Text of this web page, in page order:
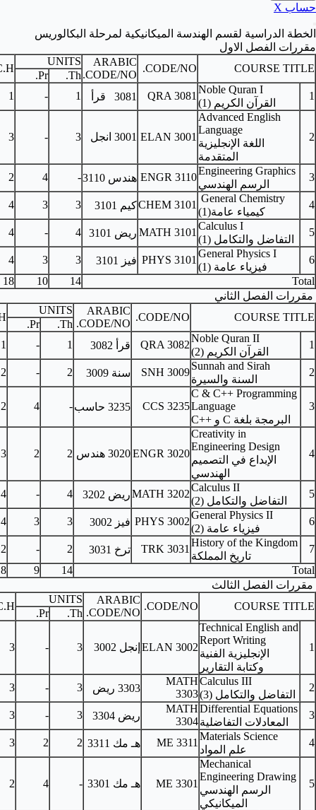
لمرحلة البكالوريس
ARABIC
CODE/NO.
C.H.
PRE-REQUISITES
Pr.
3081 قرأ 1
-
1
-
3001 انجل 3
-
3
-
هندس 3110 -
4
2
-
كيم 3101 3
3
4
-
ريض 3101 4
-
4
-
فيز 3101 3
3
4
ARABIC
CODE/NO.
C.H.
PRE-REQUISITES
Pr.
QRA
قرأ 3082 1
-
1
SNH سنة 3009 2
-
2
-
CCS حاسب-
4
2
-
ENGR
3020 هندس 2
2
3
ELAN 3001
MATH ريض 3202
4
-
4
MATH 3101
PHYS فيز 3002 3
3
4
PHYS 3101
TRK ترخ 3031 2
-
2
-
ARABIC
CODE/NO.
C.H.
PRE-REQUISITES
Pr.
إنجل 3002 3
-
3
ELAN 3001
3303 ريض 3
-
MATH 3202
ريض 3304 3
-
MATH 3202
هـ مك3311
2
2
3
CHEM 3101
هـ مك 3301 -
4
2
ENGR 3110